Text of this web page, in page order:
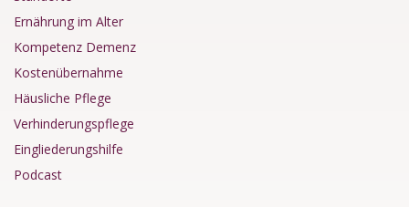
Ernährung im Alter
Kompetenz Demenz
Kostenübernahme
Häusliche Pflege
Verhinderungspflege
Eingliederungshilfe
Podcast